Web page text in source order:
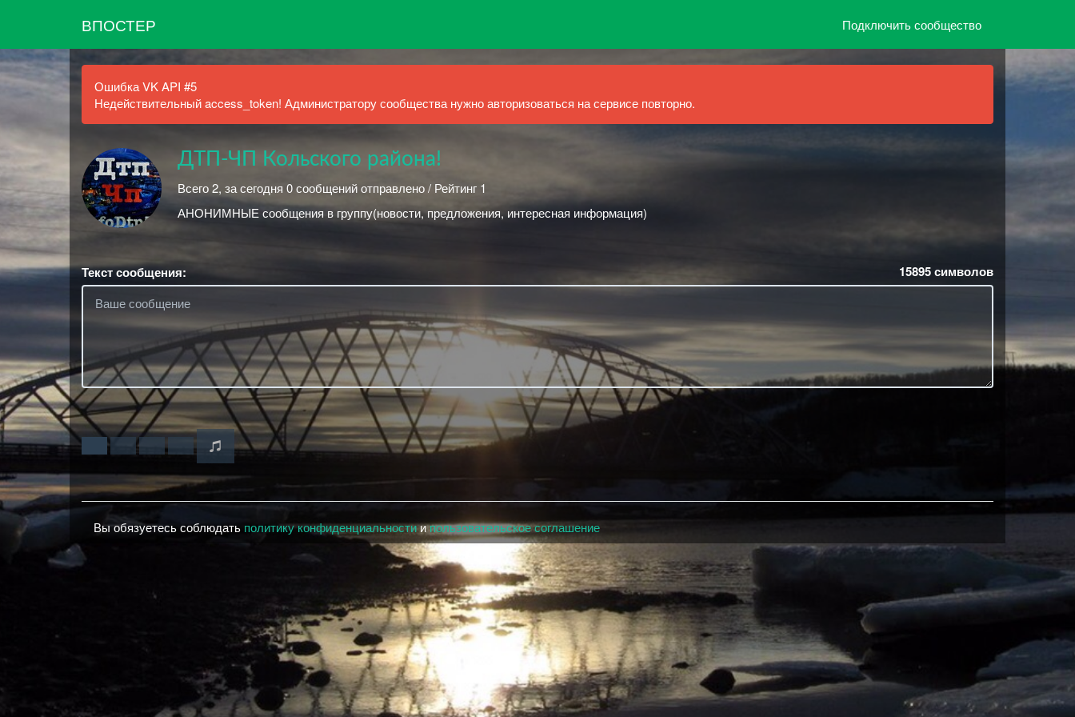
ВПОСТЕР Подключить сообщество
Ошибка VK API #5
Недействительный access_token! Администратору сообщества нужно авторизоваться на сервисе повторно.
ДТП-ЧП Кольского района!
Всего 2, за сегодня 0 сообщений отправлено / Рейтинг 1
АНОНИМНЫЕ сообщения в группу(новости, предложения, интересная информация)
Текст сообщения: 15895символов
Вы обязуетесь соблюдать политику конфиденциальностиипользовательское соглашение